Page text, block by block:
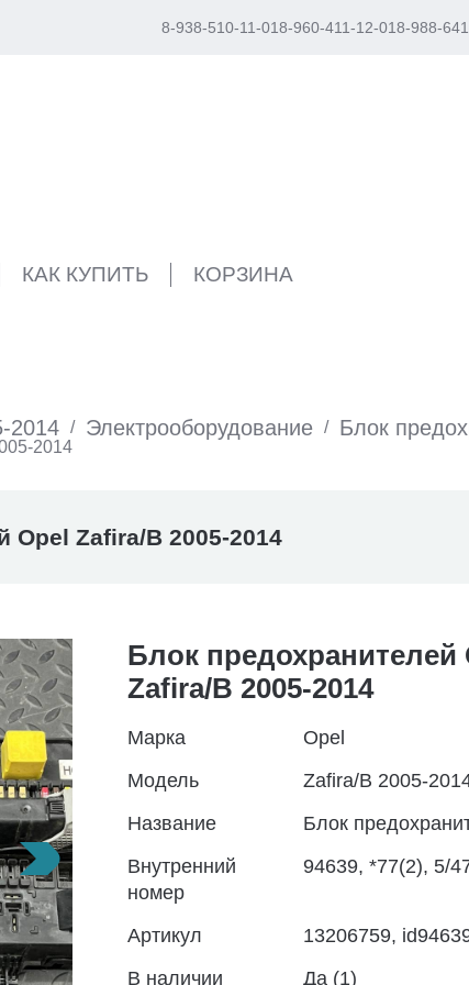
8-938-510-11-018-960-411-12-018-988-
КАК КУПИТЬ КОРЗИНА
2014 / Электрооборудование / Блок
2014
Opel Zafira/B 2005-2014
Блок предохранителей
Zafira/B 2005-2014
Марка
Opel
Модель
Zafira/B 2005-
Название
Блок
Внутренний
номер
94639, *77(2), 5/
Артикул
13206759,
В наличии
Да (1)